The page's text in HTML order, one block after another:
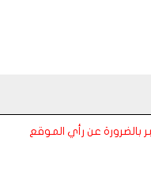
بالضرورة عن رأي الموقع